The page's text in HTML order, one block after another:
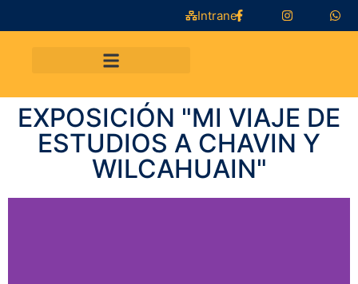
Intranet
EXPOSICIÓN "MI VIAJE DE
ESTUDIOS A CHAVIN Y
WILCAHUAIN"